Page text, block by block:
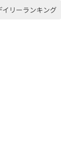
イリーランキング